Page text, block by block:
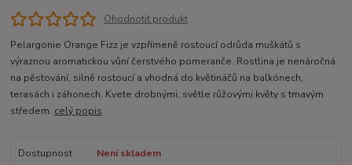
Ohodnotit produkt
Pelargonie Orange Fizz je vzpřímeně rostoucí odrůda muškátů s
výraznou aromatickou vůní čerstvého pomeranče. Rostlina je nenáročná
na pěstování, silně rostoucí a vhodná do květináčů na balkónech,
terasách i záhonech. Kvete drobnými, světle růžovými květy s tmavým
středem. celý popis
Dostupnost
Není skladem